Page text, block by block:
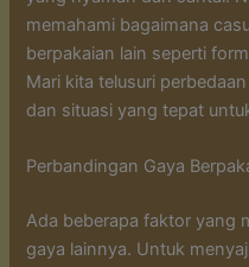
memahami bagaimana
berpakaian lain seperti
Mari kita telusuri
dan situasi yang tepat
Perbandingan Gaya
Ada beberapa faktor yang
gaya lainnya. Untuk